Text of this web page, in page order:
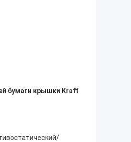
бумаги крышки Kraft